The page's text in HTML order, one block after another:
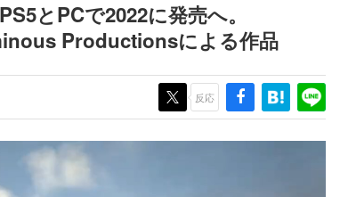
とPCで2022に発売へ。
Productionsによる作品
反応